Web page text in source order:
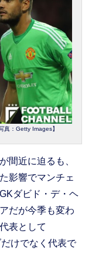
真：Getty Images】
間近に迫るも、
影響でマンチェ
ダビド・デ・ヘ
だが今季も変わ
表として
けでなく代表で